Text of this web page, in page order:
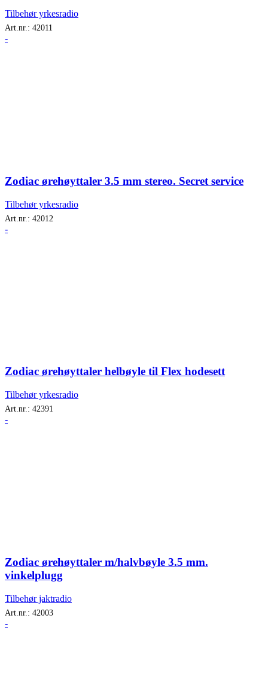
Tilbehør yrkesradio
Art.nr.: 42011
-
Zodiac ørehøyttaler 3.5 mm stereo. Secret service
Tilbehør yrkesradio
Art.nr.: 42012
-
Zodiac ørehøyttaler helbøyle til Flex hodesett
Tilbehør yrkesradio
Art.nr.: 42391
-
Zodiac ørehøyttaler m/halvbøyle 3.5 mm.
vinkelplugg
Tilbehør jaktradio
Art.nr.: 42003
-